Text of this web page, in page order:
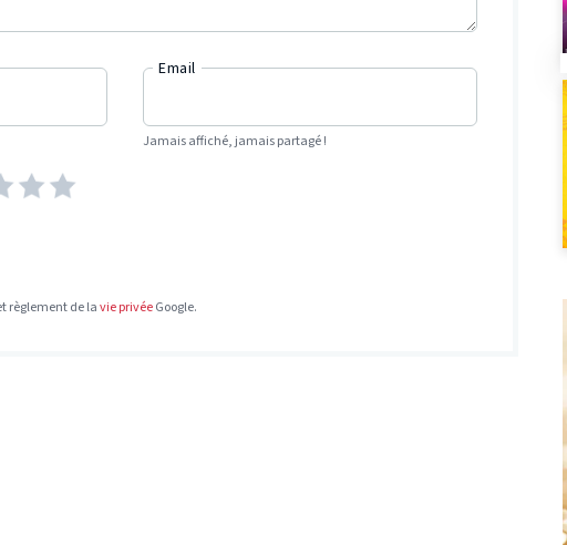
Email
Jamais affiché, jamais partagé !
règlement de lavie privéeGoogle.